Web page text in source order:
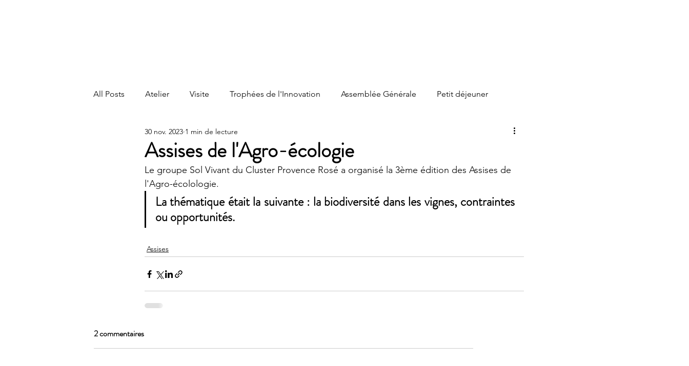
All Posts Atelier Visite Trophées de l'Innovation Assemblée Générale Petit déjeuner
Grande conférence Élection
Assises de l'Agro-écologie
30 nov. 2023 1 min de lecture
Le groupe Sol Vivant du Cluster Provence Rosé a organisé la 3ème édition des Assises de
l'Agro-écolologie.
La thématique était la suivante : la biodiversité dans les vignes, contraintes
ou opportunités.
Assises
2 commentaires